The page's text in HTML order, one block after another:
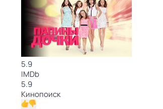
5.9
IMDb
5.9
Кинопоиск